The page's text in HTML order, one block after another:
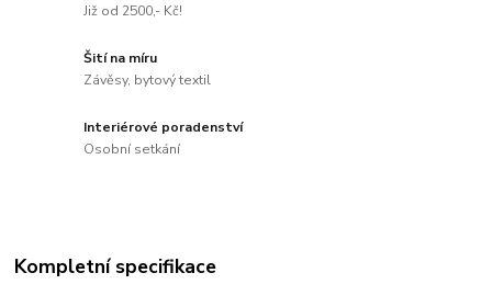
Již od 2500,- Kč!
Šití na míru
Závěsy, bytový textil
Interiérové poradenství
Osobní setkání
Kompletní specifikace